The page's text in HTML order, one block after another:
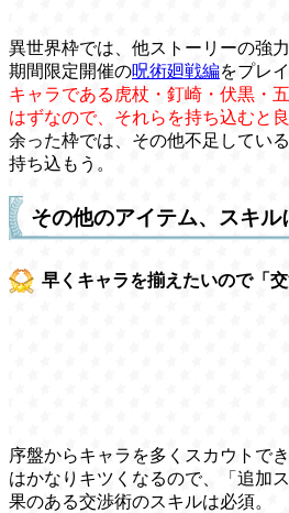
異世界枠では、他ストーリーの強
期間限定開催の呪術廻戦編をプレ
キャラである虎杖・釘崎・伏黒・
はずなので、それらを持ち込むと良
余った枠では、その他不足してい
持ち込もう。
その他のアイテム、スキル
早くキャラを揃えたいので「
序盤からキャラを多くスカウトで
はかなりキツくなるので、「追加
果のある交渉術のスキルは必須。